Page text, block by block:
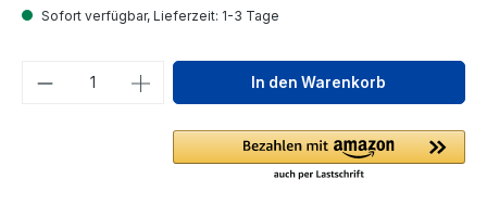
Sofort verfügbar, Lieferzeit: 1-3 Tage
Produkt Anzahl: Gib denIn den Warenkorb